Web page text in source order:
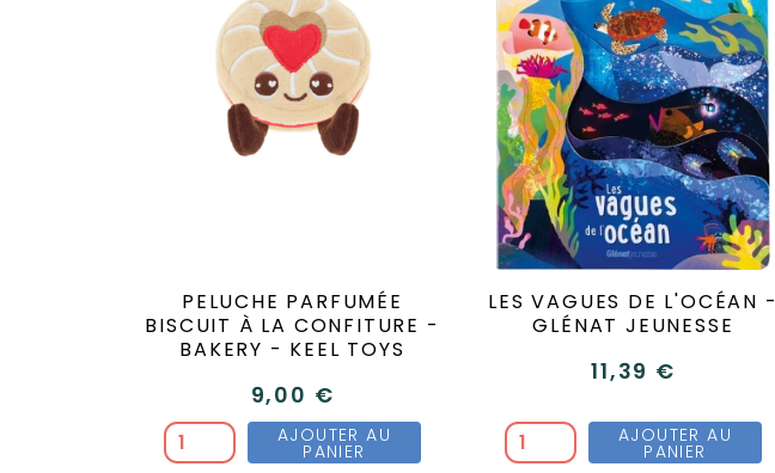
PELUCHE PARFUMÉE
BISCUIT À LA CONFITURE -
BAKERY - KEEL TOYS
9,00 €
AJOUTER AU
PANIER
LES VAGUES DE L'OCÉAN -
GLÉNAT JEUNESSE
11,39 €
AJOUTER AU
PANIER